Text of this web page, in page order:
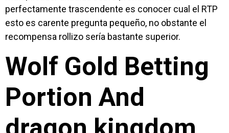
perfectamente trascendente es conocer cual el RTP
esto es carente pregunta pequeño, no obstante el
recompensa rollizo serí­a bastante superior.
Wolf Gold Betting
Portion And